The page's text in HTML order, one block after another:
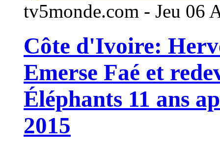
tv5monde.com - Jeu 06
Côte d'Ivoire:
Emerse Faé et
Éléphants 11 ans
2015